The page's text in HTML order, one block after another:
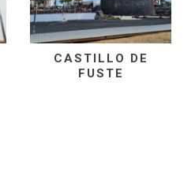
CASTILLO DE
FUSTE